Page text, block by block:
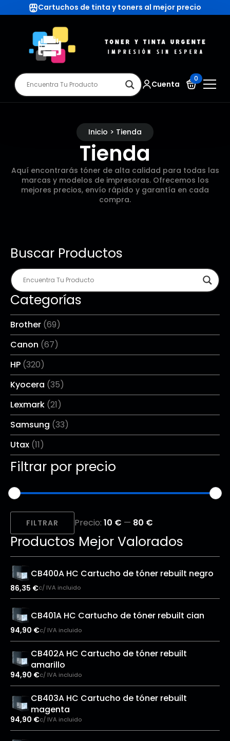
Cartuchos de tinta y toners al mejor precio
Cuenta
0
Inicio > Tienda
Tienda
Aquí encontrarás tóner de alta calidad para todas las
marcas y modelos de impresoras. Ofrecemos los
mejores precios, envío rápido y garantía en cada
compra.
Buscar Productos
Categorías
Brother (69)
Canon (67)
HP (320)
Kyocera (35)
Lexmark (21)
Samsung (33)
Utax (11)
Filtrar por precio
Precio
mínimo
Precio
máximo
FILTRAR Precio: 10 € — 80 €
Productos Mejor Valorados
CB400A HC Cartucho de tóner rebuilt negro
86,35 €c/ IVA incluido
CB401A HC Cartucho de tóner rebuilt cian
94,90 €c/ IVA incluido
CB402A HC Cartucho de tóner rebuilt
amarillo
94,90 €c/ IVA incluido
CB403A HC Cartucho de tóner rebuilt
magenta
94,90 €c/ IVA incluido